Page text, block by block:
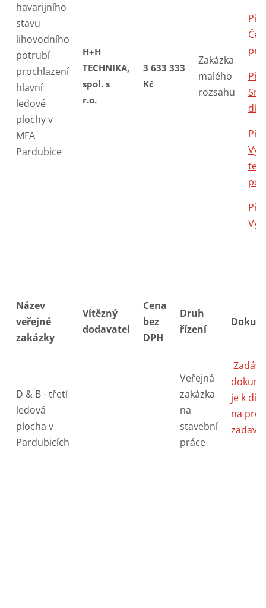
havarijního
stavu
lihovodního
potrubí
prochlazení
hlavní
ledové
plochy v
MFA
Pardubice
H+H
TECHNIKA,
spol. s
r.o.
3 633 333
Kč
Zakázka
malého
rozsahu
dílo
Název
veřejné
zakázky
Vítězný
dodavatel
Cena
bez
DPH
Druh
řízení
D & B - třetí
ledová
plocha v
Pardubicích
Veřejná
zakázka
na
stavební
práce
je k
na